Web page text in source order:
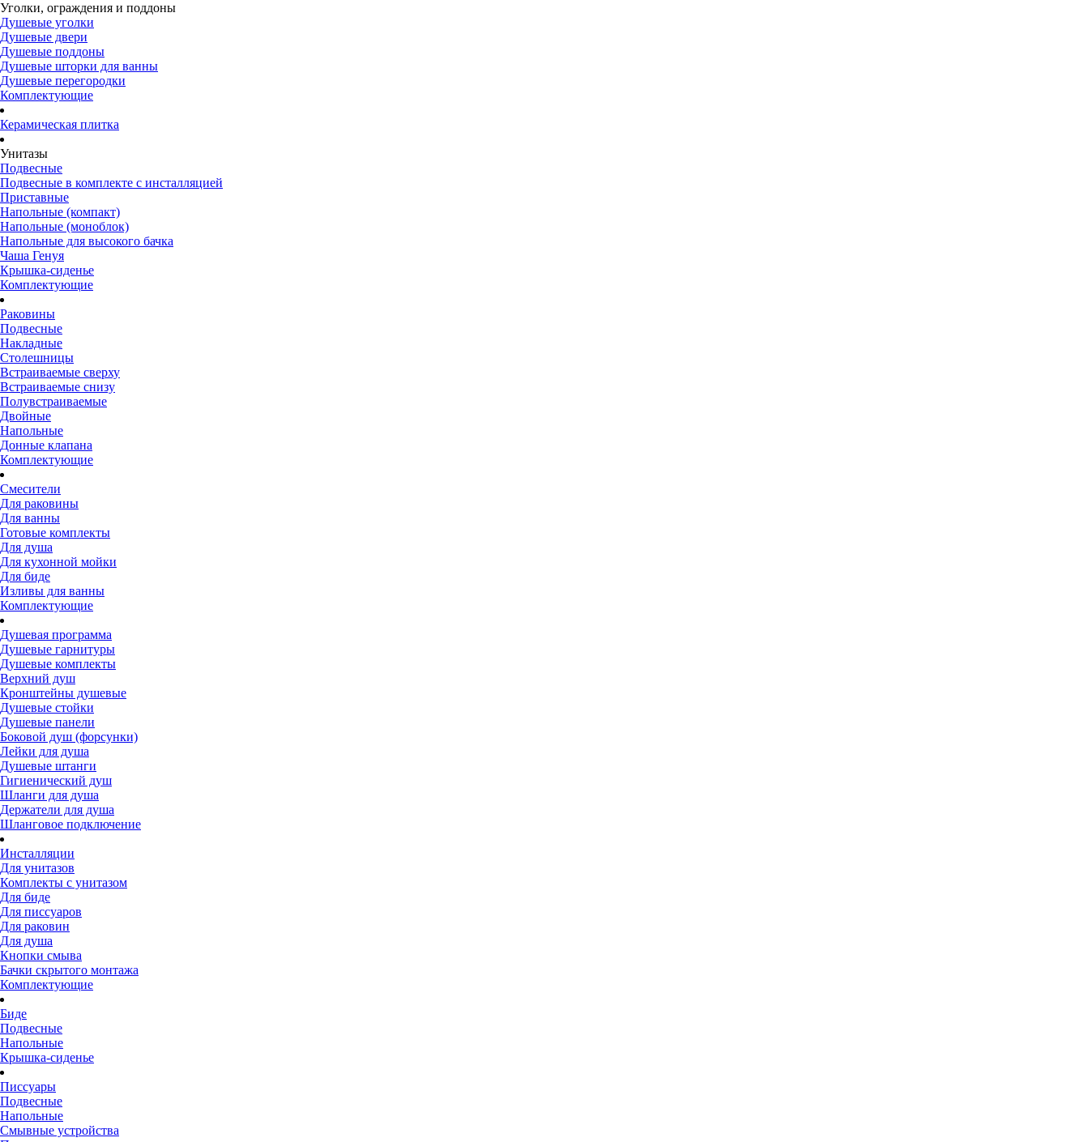
Уголки, ограждения и поддоны
Душевые уголки
Душевые двери
Душевые поддоны
Душевые шторки для ванны
Душевые перегородки
Комплектующие
Керамическая плитка
Унитазы
Подвесные
Подвесные в комплекте с инсталляцией
Приставные
Напольные (компакт)
Напольные (моноблок)
Напольные для высокого бачка
Чаша Генуя
Крышка-сиденье
Комплектующие
Раковины
Подвесные
Накладные
Столешницы
Встраиваемые сверху
Встраиваемые снизу
Полувстраиваемые
Двойные
Напольные
Донные клапана
Комплектующие
Смесители
Для раковины
Для ванны
Готовые комплекты
Для душа
Для кухонной мойки
Для биде
Изливы для ванны
Комплектующие
Душевая программа
Душевые гарнитуры
Душевые комплекты
Верхний душ
Кронштейны душевые
Душевые стойки
Душевые панели
Боковой душ (форсунки)
Лейки для душа
Душевые штанги
Гигиенический душ
Шланги для душа
Держатели для душа
Шланговое подключение
Инсталляции
Для унитазов
Комплекты с унитазом
Для биде
Для писсуаров
Для раковин
Для душа
Кнопки смыва
Бачки скрытого монтажа
Комплектующие
Биде
Подвесные
Напольные
Крышка-сиденье
Писсуары
Подвесные
Напольные
Смывные устройства